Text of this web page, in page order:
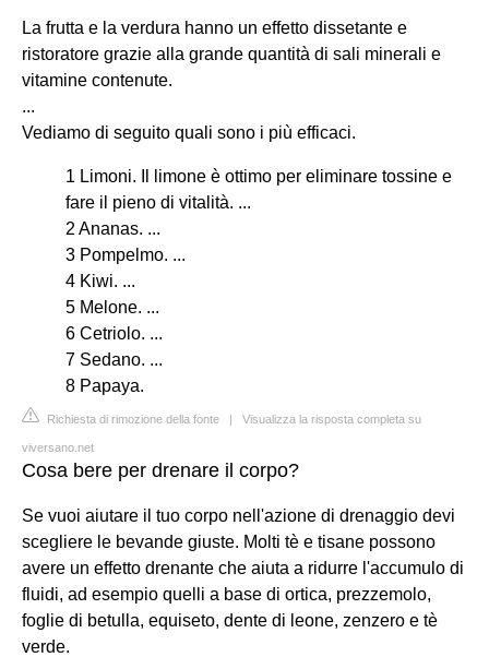
La frutta e la verdura hanno un effetto dissetante e
ristoratore grazie alla grande quantità di sali minerali e
vitamine contenute.
...
Vediamo di seguito quali sono i più efficaci.
1 Limoni. Il limone è ottimo per eliminare tossine e
fare il pieno di vitalità. ...
2 Ananas. ...
3 Pompelmo. ...
4 Kiwi. ...
5 Melone. ...
6 Cetriolo. ...
7 Sedano. ...
8 Papaya.
Richiesta di rimozione della fonte | Visualizza la risposta completa su
viversano.net
Cosa bere per drenare il corpo?
Se vuoi aiutare il tuo corpo nell'azione di drenaggio devi
scegliere le bevande giuste. Molti tè e tisane possono
avere un effetto drenante che aiuta a ridurre l'accumulo di
fluidi, ad esempio quelli a base di ortica, prezzemolo,
foglie di betulla, equiseto, dente di leone, zenzero e tè
verde.